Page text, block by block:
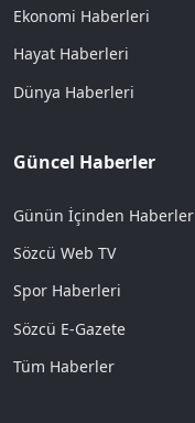
Ekonomi Haberleri
Hayat Haberleri
Dünya Haberleri
Güncel Haberler
Günün İçinden Haberler
Sözcü Web TV
Spor Haberleri
Sözcü E-Gazete
Tüm Haberler